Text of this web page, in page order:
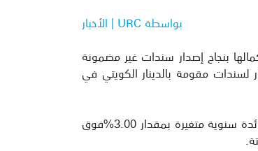
بواسطة URC | الأخبار
بنجاح إصدار سندات غير مضمونة
إصدار لسندات مقومة بالدينار الكويتي في
تم إصدار السندات التي تُستحق في عام 2028على أساس شريحتين الأولى بسعر فائدة سنوية ثابتة بمقدار 7.00% ، والثانية بسعر فائدة سنوية متغيرة بمقدار 3.00%فوق